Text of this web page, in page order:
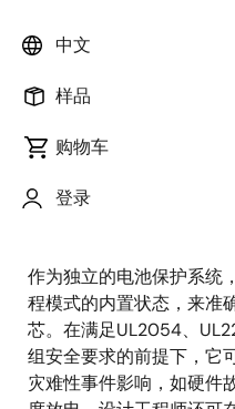
中文
样品
购物车
登录
子公司Intersil今天宣布，
工具、电动自行车、小型
电池的使用安全，需要系
计，并准确地监测、保护
作为独立的电池保护系统
程模式的内置状态，来准
芯。在满足UL2054、
组安全要求的前提下，它
灾难性事件影响，如硬件